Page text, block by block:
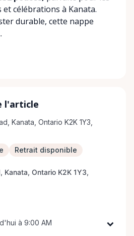
célébrations à Kanata.
durable, cette nappe
l'article
Kanata, Ontario K2K 1Y3,
Retrait disponible
à 9:00 AM